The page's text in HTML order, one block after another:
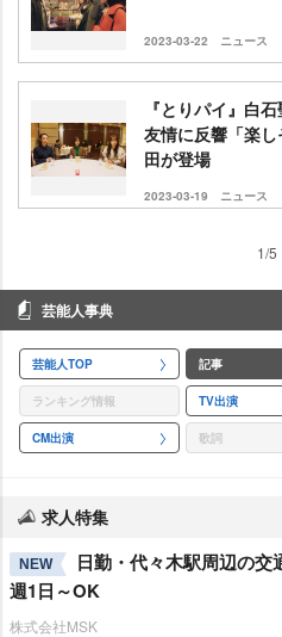
2023-03-22 ニュース
『とりパイ』白
友情に反響「楽
田が登場
2023-03-19 ニュース
1/5
芸能人事典
芸能人TOP 記事
ランキング情報 TV出演
CM出演 歌詞
求人特集
NEW
日勤・代々木駅周辺の
週1日～OK
株式会社MSK